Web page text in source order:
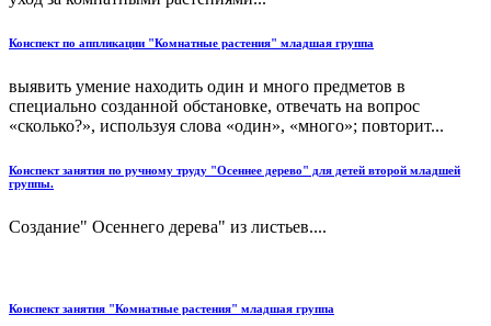
Конспект по аппликации "Комнатные растения" младшая группа
выявить умение находить один и много предметов в
специально созданной обстановке, отвечать на вопрос
«сколько?», используя слова «один», «много»; повторит...
Конспект занятия по ручному труду "Осеннее дерево" для детей второй младшей
группы.
Создание" Осеннего дерева" из листьев....
Конспект занятия "Комнатные растения" младшая группа